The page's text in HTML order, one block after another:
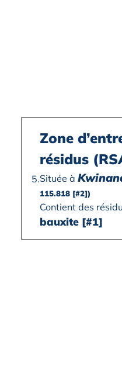
5.
Zone
résidus
Située à
115.818 [#2])
Contient des
bauxite [#1]